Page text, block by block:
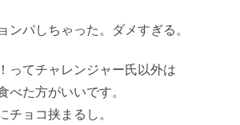
ンパしちゃった。ダメすぎる。
ってチャレンジャー氏以外は
べた方がいいです。
チョコ挟まるし。